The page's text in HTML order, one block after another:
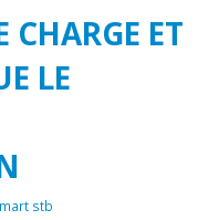
CHARGE ET
LE
stb